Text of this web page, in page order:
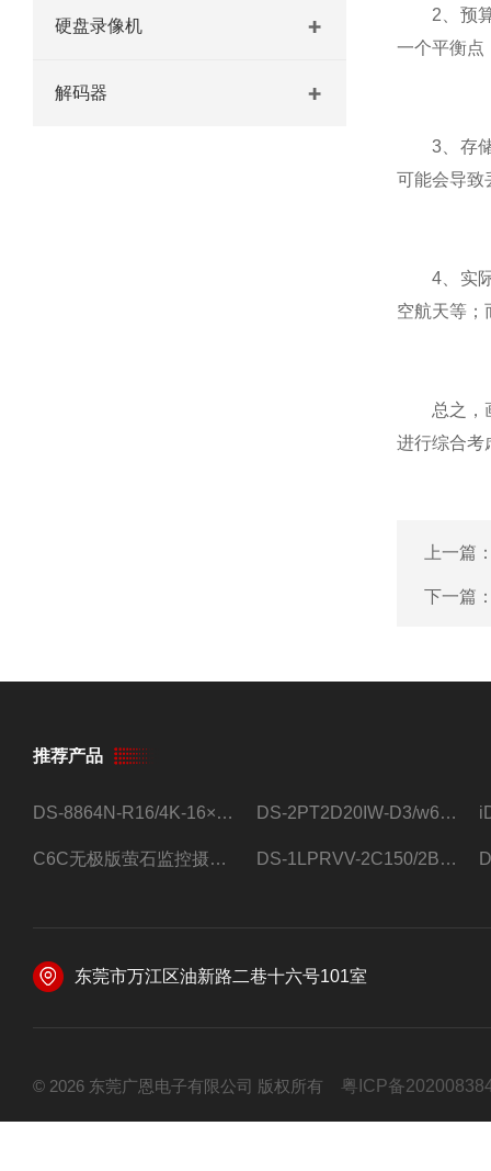
硬盘录像机
解码器
2、预算
一个平衡点
3、存储
可能会导致
4、实际
空航天等；
总之，画
进行综合考
上一篇
下一篇
推荐产品
DS-8864N-R16/4K-16×4T/希捷16盘位录像机 DS-2PT2D20IW-D3/w64路高清硬盘录像机
C6C无极版萤石监控摄像头 DS-1LPRVV-2C150/2B监控室外夜视高清电源线护套线200米/卷
东莞市万江区油新路二巷十六号101室
© 2026 东莞广恩电子有限公司 版权所有 粤ICP备